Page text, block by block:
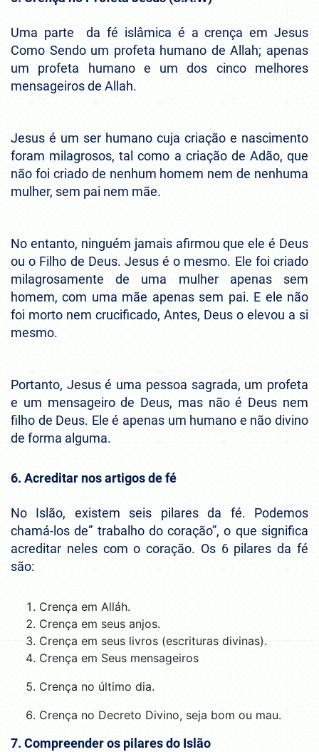
Uma parte da fé islâmica é a crença em Jesus
Como Sendo um profeta humano de Allah; apenas
um profeta humano e um dos cinco melhores
mensageiros de Allah.
Jesus é um ser humano cuja criação e nascimento
foram milagrosos, tal como a criação de Adão, que
não foi criado de nenhum homem nem de nenhuma
mulher, sem pai nem mãe.
No entanto, ninguém jamais afirmou que ele é Deus
ou o Filho de Deus. Jesus é o mesmo. Ele foi criado
milagrosamente de uma mulher apenas sem
homem, com uma mãe apenas sem pai. E ele não
foi morto nem crucificado, Antes, Deus o elevou a si
mesmo.
Portanto, Jesus é uma pessoa sagrada, um profeta
e um mensageiro de Deus, mas não é Deus nem
filho de Deus. Ele é apenas um humano e não divino
de forma alguma.
6. Acreditar nos artigos de fé
No Islão, existem seis pilares da fé. Podemos
chamá-los de” trabalho do coração”, o que significa
acreditar neles com o coração. Os 6 pilares da fé
são:
Crença em Alláh.
Crença em seus anjos.
Crença em seus livros (escrituras divinas).
Crença em Seus mensageiros
Crença no último dia.
Crença no Decreto Divino, seja bom ou mau.
7. Compreender os pilares do Islão